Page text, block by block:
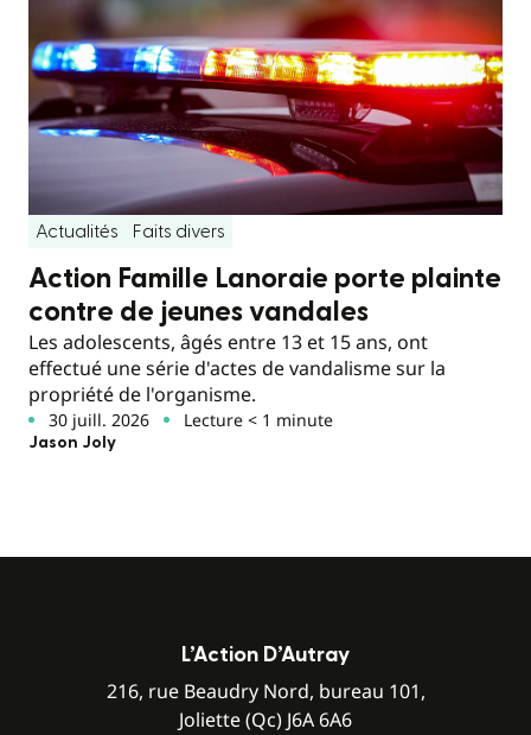
Actualités Faits divers
Action Famille Lanoraie porte plainte
contre de jeunes vandales
Les adolescents, âgés entre 13 et 15 ans, ont
effectué une série d'actes de vandalisme sur la
propriété de l'organisme.
30 juill. 2026 Lecture < 1 minute
Jason Joly
L’Action D’Autray
216, rue Beaudry Nord, bureau 101,
Joliette (Qc) J6A 6A6